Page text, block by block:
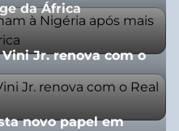
da África
Jr. renova com o
novo papel em